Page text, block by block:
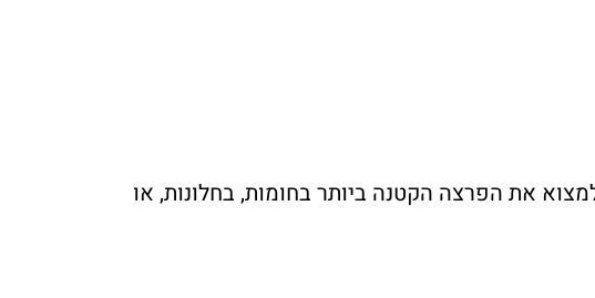
את הפרצה הקטנה ביותר בחומות, בחלונות, או